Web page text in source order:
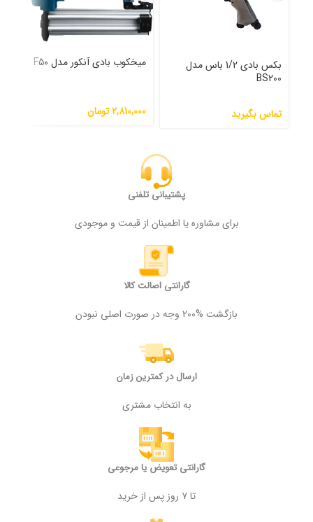
بکس بادی 1/2 باس مدل
BS200
تماس بگیرید
میخکوب بادی آنکور مدل F50
2,810,000تومان
پشتیبانی تلفنی
برای مشاوره یا اطمینان از قیمت و موجودی
گارانتی اصالت کالا
بازگشت %200 وجه در صورت اصلی نبودن
ارسال در کمترین زمان
به انتخاب مشتری
گارانتی تعویض یا مرجوعی
تا ۷ روز پس از خرید